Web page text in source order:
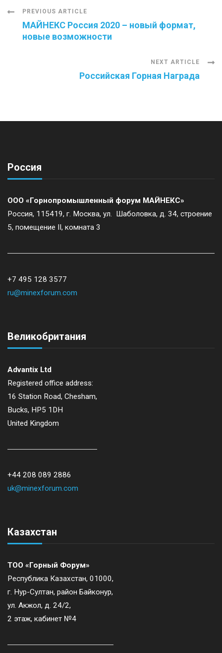
Post
Navigation
PREVIOUS ARTICLE
МАЙНЕКС Россия 2020 – новый формат,
новые возможности
NEXT ARTICLE
Российская Горная Награда
Россия
ООО «Горнопромышленный форум МАЙНЕКС»
Россия, 115419, г. Москва, ул. Шаболовка, д. 34, строение
5, помещение II, комната 3
+7 495 128 3577
ru@minexforum.com
Великобритания
Advantix Ltd
Registered office address:
16 Station Road, Chesham,
Bucks, HP5 1DH
United Kingdom
+44 208 089 2886
uk@minexforum.com
Казахстан
ТОО «Горный Форум»
Республика Казахстан, 01000,
г. Нур-Султан, район Байконур,
ул. Акжол, д. 24/2,
2 этаж, кабинет №4